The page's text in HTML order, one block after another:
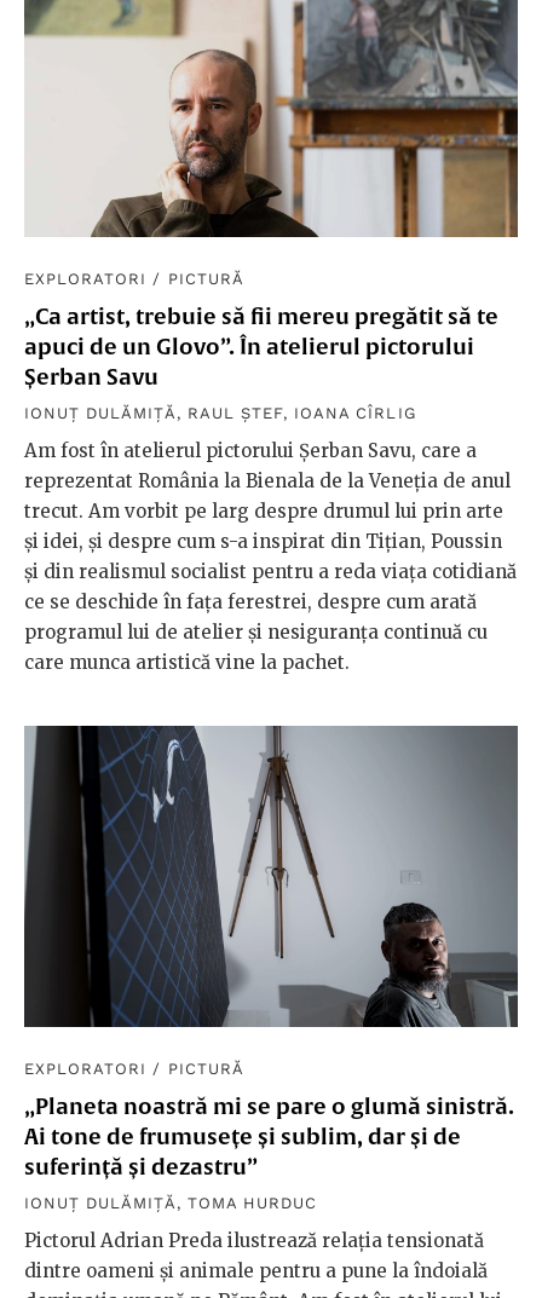
EXPLORATORI / PICTURĂ
„Ca artist, trebuie să fii mereu pregătit să te
apuci de un Glovo”. În atelierul pictorului
Șerban Savu
IONUȚ DULĂMIȚĂ , RAUL ȘTEF, IOANA CÎRLIG
Am fost în atelierul pictorului Șerban Savu, care a
reprezentat România la Bienala de la Veneția de anul
trecut. Am vorbit pe larg despre drumul lui prin arte
și idei, și despre cum s-a inspirat din Tițian, Poussin
și din realismul socialist pentru a reda viața cotidiană
ce se deschide în fața ferestrei, despre cum arată
programul lui de atelier și nesiguranța continuă cu
care munca artistică vine la pachet.
EXPLORATORI / PICTURĂ
„Planeta noastră mi se pare o glumă sinistră.
Ai tone de frumusețe și sublim, dar şi de
suferință și dezastru”
IONUȚ DULĂMIȚĂ , TOMA HURDUC
Pictorul Adrian Preda ilustrează relaţia tensionată
dintre oameni şi animale pentru a pune la îndoială